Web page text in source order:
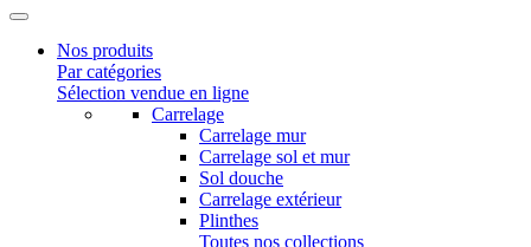
Nos produits
Par catégories
Sélection vendue en ligne
Carrelage
Carrelage mur
Carrelage sol et mur
Sol douche
Carrelage extérieur
Plinthes
Toutes nos collections